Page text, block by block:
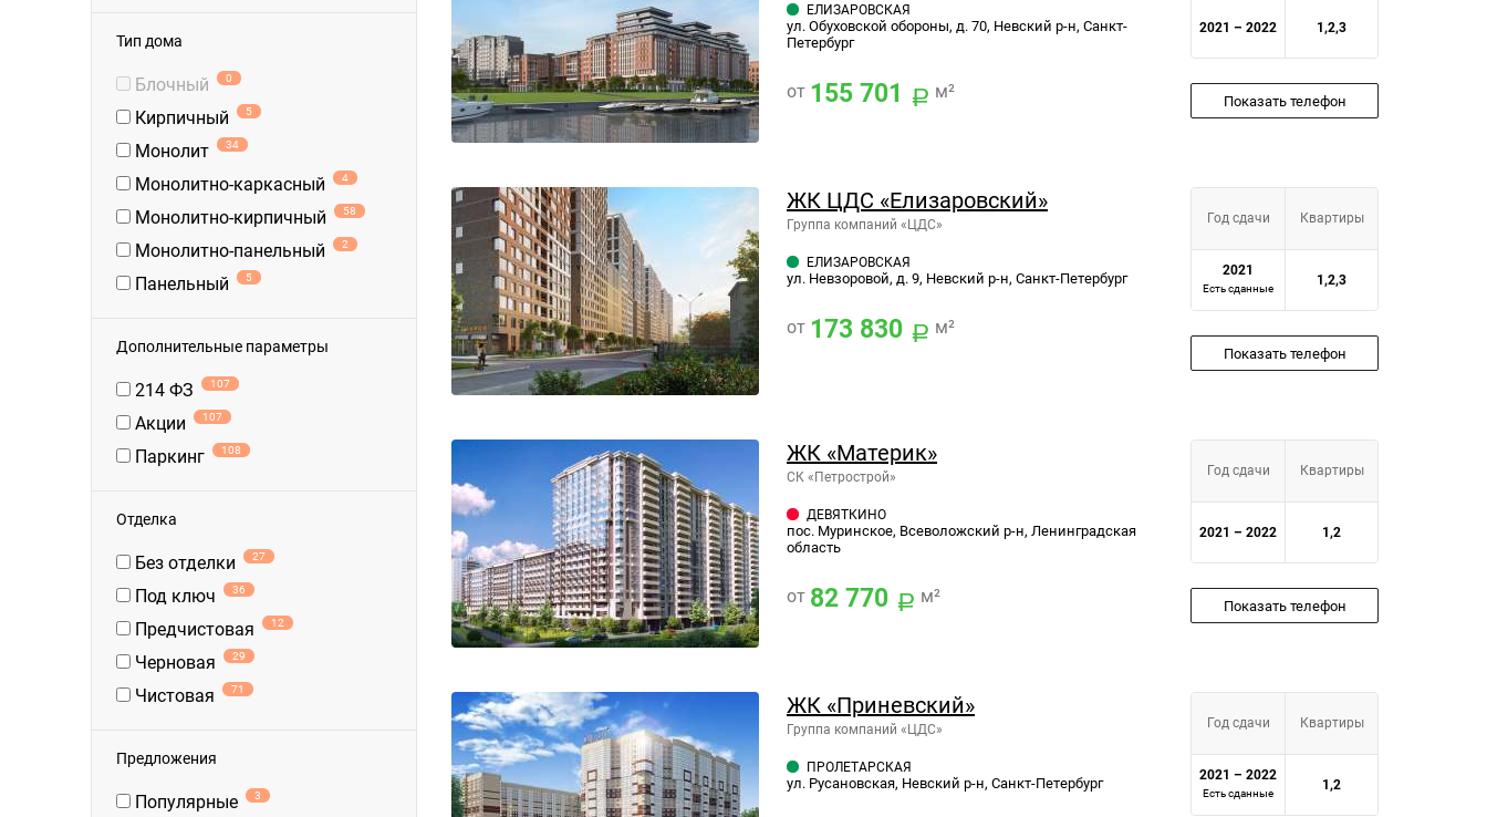
Тип дома
Блочный 0
Кирпичный 5
Монолит 34
Монолитно-каркасный 4
Монолитно-кирпичный 58
Монолитно-панельный 2
Панельный 5
Дополнительные параметры
214 ФЗ 107
Акции 107
Паркинг 108
Отделка
Без отделки 27
Под ключ 36
Предчистовая 12
Черновая 29
Чистовая 71
Предложения
Популярные 3
ЕЛИЗАРОВСКАЯ
ул. Обуховской обороны, д. 70, Невский р-н, Санкт-
Петербург
от 155 701 м²
2021 – 2022 1,2,3
Показать телефон
ЖК ЦДС «Елизаровский»
Группа компаний «ЦДС»
ЕЛИЗАРОВСКАЯ
ул. Невзоровой, д. 9, Невский р-н, Санкт-Петербург
от 173 830 м²
Год сдачи Квартиры
2021
Есть сданные
1,2,3
Показать телефон
ЖК «Материк»
СК «Петрострой»
ДЕВЯТКИНО
пос. Муринское, Всеволожский р-н, Ленинградская
область
от 82 770 м²
Год сдачи Квартиры
2021 – 2022 1,2
Показать телефон
ЖК «Приневский»
Группа компаний «ЦДС»
ПРОЛЕТАРСКАЯ
ул. Русановская, Невский р-н, Санкт-Петербург
Год сдачи Квартиры
2021 – 2022
Есть сданные
1,2